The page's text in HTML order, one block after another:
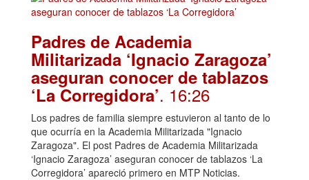
Padres de Academia
Militarizada ‘Ignacio Zaragoza’
aseguran conocer de tablazos
‘La Corregidora’. 16:26
Los padres de familia siempre estuvieron al tanto de lo
que ocurría en la Academia Militarizada "Ignacio
Zaragoza". El post Padres de Academia Militarizada
‘Ignacio Zaragoza’ aseguran conocer de tablazos ‘La
Corregidora’ apareció primero en MTP Noticias.